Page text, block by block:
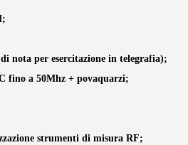
nota per esercitazione in telegrafia);
fino a 50Mhz + povaquarzi;
strumenti di misura RF;